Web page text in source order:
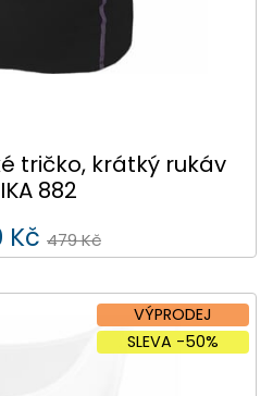
tričko, krátký rukáv
882
Kč 479 Kč
VÝPRODEJ
SLEVA -50%